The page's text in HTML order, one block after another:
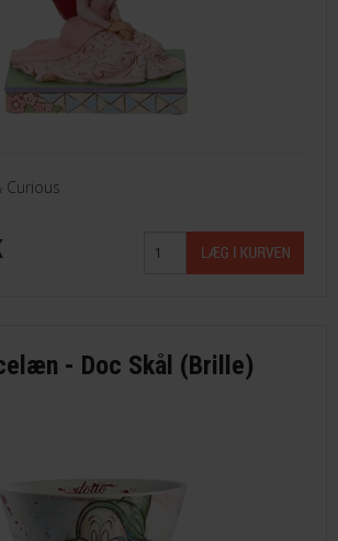
Curious
- Doc Skål (Brille)